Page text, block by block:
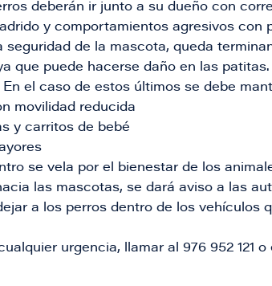
deberán ir junto a su dueño con
y comportamientos agresivos con
seguridad de la mascota, queda
que puede hacerse daño en las
el caso de estos últimos se debe
movilidad reducida
y carritos de bebé
se vela por el bienestar de los
las mascotas, se dará aviso a las
a los perros dentro de los vehículos
urgencia, llamar al 976 952 121